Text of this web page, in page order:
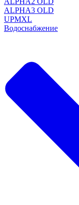
ALPHA3 OLD
UPMXL
Водоснабжение